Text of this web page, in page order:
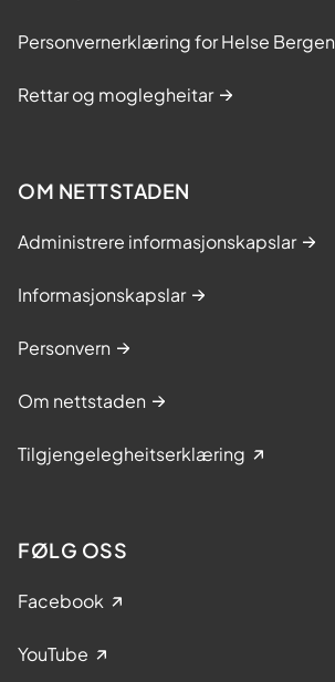
Personvernerklæring for Helse Bergen
Rettar og moglegheitar
OM NETTSTADEN
Administrere informasjonskapslar
Informasjonskapslar
Personvern
Om nettstaden
Tilgjengelegheitserklæring
FØLG OSS
Facebook
YouTube